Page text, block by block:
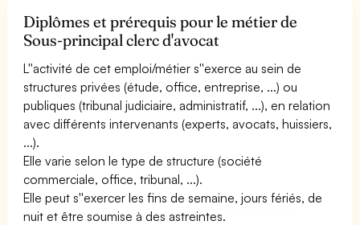
Diplômes et prérequis pour le métier de
Sous-principal clerc d'avocat
L''activité de cet emploi/métier s''exerce au sein de
structures privées (étude, office, entreprise, ...) ou
publiques (tribunal judiciaire, administratif, ...), en relation
avec différents intervenants (experts, avocats, huissiers,
...).
Elle varie selon le type de structure (société
commerciale, office, tribunal, ...).
Elle peut s''exercer les fins de semaine, jours fériés, de
nuit et être soumise à des astreintes.